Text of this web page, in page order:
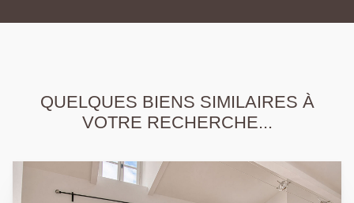
QUELQUES BIENS SIMILAIRES À
VOTRE RECHERCHE...